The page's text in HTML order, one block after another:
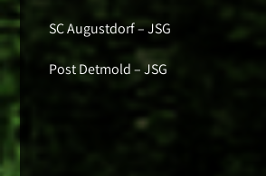
SC Augustdorf –
Post Detmold – JSG